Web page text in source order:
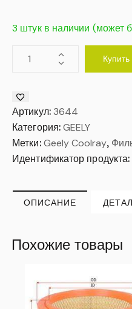
3 штук в наличии (может
Артикул: 3644
Категория:GEELY
Метки: Geely Coolray,
Идентификатор продукта:
ОПИСАНИЕ
Похожие товары